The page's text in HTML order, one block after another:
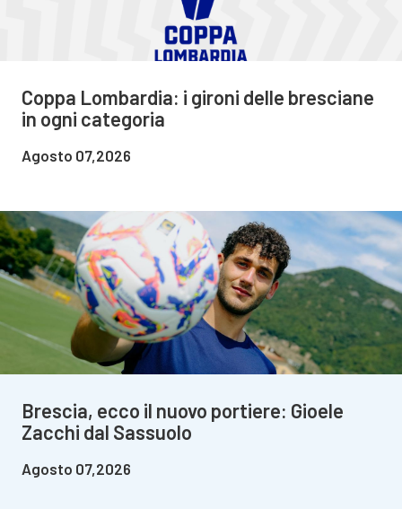
Coppa Lombardia: i gironi delle bresciane
in ogni categoria
Agosto 07,2026
Brescia, ecco il nuovo portiere: Gioele
Zacchi dal Sassuolo
Agosto 07,2026